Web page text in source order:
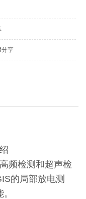
分享
频检测和超声检
的局部放电测